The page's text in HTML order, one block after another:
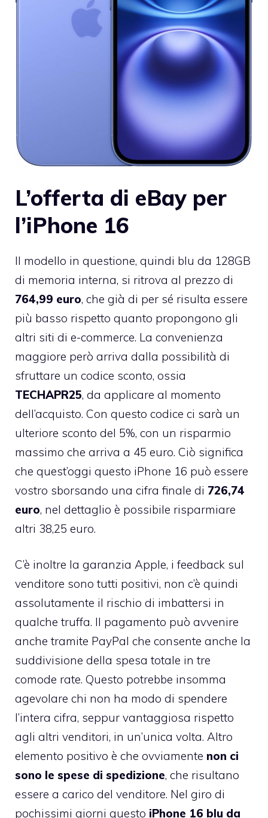
L’offerta di eBay per
l’iPhone 16
Il modello in questione, quindi blu da 128GB
di memoria interna, si ritrova al prezzo di
764,99 euro, che già di per sé risulta essere
più basso rispetto quanto propongono gli
altri siti di e-commerce. La convenienza
maggiore però arriva dalla possibilità di
sfruttare un codice sconto, ossia
TECHAPR25, da applicare al momento
dell’acquisto. Con questo codice ci sarà un
ulteriore sconto del 5%, con un risparmio
massimo che arriva a 45 euro. Ciò significa
che quest’oggi questo iPhone 16 può essere
vostro sborsando una cifra finale di 726,74
euro, nel dettaglio è possibile risparmiare
altri 38,25 euro.
C’è inoltre la garanzia Apple, i feedback sul
venditore sono tutti positivi, non c’è quindi
assolutamente il rischio di imbattersi in
qualche truffa. Il pagamento può avvenire
anche tramite PayPal che consente anche la
suddivisione della spesa totale in tre
comode rate. Questo potrebbe insomma
agevolare chi non ha modo di spendere
l’intera cifra, seppur vantaggiosa rispetto
agli altri venditori, in un’unica volta. Altro
elemento positivo è che ovviamente non ci
sono le spese di spedizione, che risultano
essere a carico del venditore. Nel giro di
pochissimi giorni questo iPhone 16 blu da